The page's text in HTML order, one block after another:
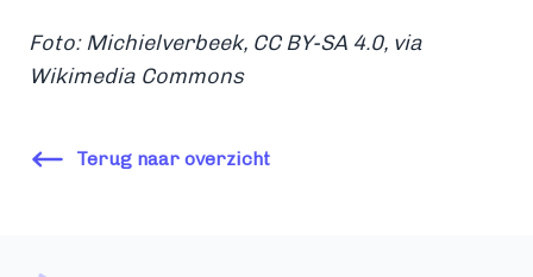
Foto: Michielverbeek, CC BY-SA 4.0, via
Wikimedia Commons
Terug naar overzicht